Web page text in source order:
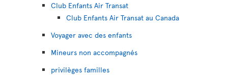
Club Enfants Air Transat
Club Enfants Air Transat au Canada
Voyager avec des enfants
Mineurs non accompagnés
privilèges familles